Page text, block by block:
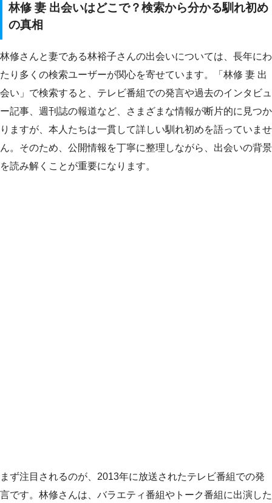
林修 妻 出会いはどこで？検索から分かる馴れ初め
の真相
林修さんと妻である林裕子さんの出会いについては、長年にわ
たり多くの検索ユーザーが関心を寄せています。「林修 妻 出
会い」で検索すると、テレビ番組での発言や過去のインタビュ
ー記事、週刊誌の報道など、さまざまな情報が断片的に見つか
りますが、本人たちは一貫して詳しい馴れ初めを語っていませ
ん。そのため、公開情報を丁寧に整理しながら、出会いの背景
を読み解くことが重要になります。
まず注目されるのが、2013年に放送されたテレビ番組での発
言です。林修さんは、バラエティ番組やトーク番組に出演した